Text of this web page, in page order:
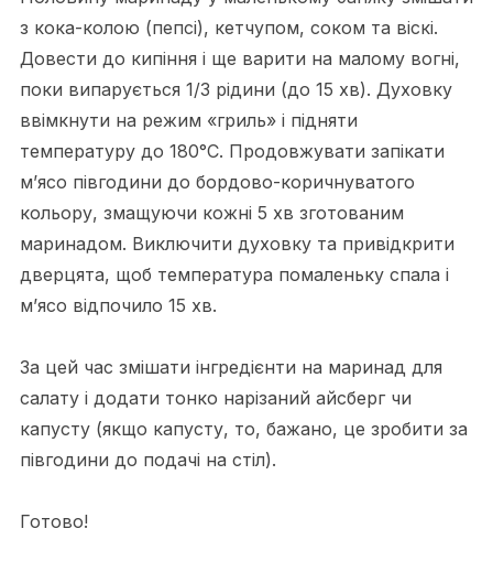
з кока-колою (пепсі), кетчупом, соком та віскі.
Довести до кипіння і ще варити на малому вогні,
поки випарується 1/3 рідини (до 15 хв). Духовку
ввімкнути на режим «гриль» і підняти
температуру до 180°C. Продовжувати запікати
м’ясо півгодини до бордово-коричнуватого
кольору, змащуючи кожні 5 хв зготованим
маринадом. Виключити духовку та привідкрити
дверцята, щоб температура помаленьку спала і
м’ясо відпочило 15 хв.
За цей час змішати інгредієнти на маринад для
салату і додати тонко нарізаний айсберг чи
капусту (якщо капусту, то, бажано, це зробити за
півгодини до подачі на стіл).
Готово!